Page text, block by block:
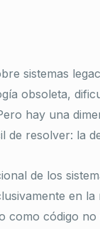
sistemas
obsoleta,
hay una
de resolver: la
de los
en
como código